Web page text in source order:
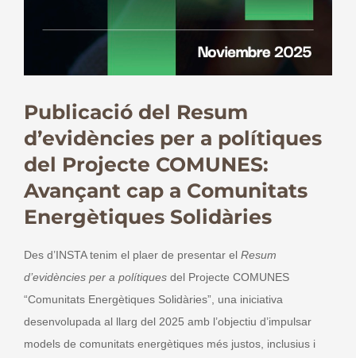
Publicació del Resum
d’evidències per a polítiques
del Projecte COMUNES:
Avançant cap a Comunitats
Energètiques Solidàries
Des d’INSTA tenim el plaer de presentar el Resum
d’evidències per a polítiques del Projecte COMUNES
“Comunitats Energètiques Solidàries”, una iniciativa
desenvolupada al llarg del 2025 amb l’objectiu d’impulsar
models de comunitats energètiques més justos, inclusius i